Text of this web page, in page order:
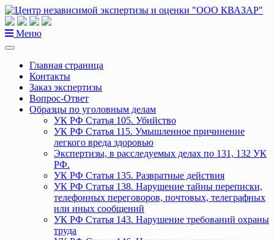
Перейти
к
содержанию
Меню
Главная страница
Контакты
Заказ экспертизы
Вопрос-Ответ
Образцы по уголовным делам
УК РФ Статья 105. Убийство
УК РФ Статья 115. Умышленное причинение
легкого вреда здоровью
Экспертизы, в расследуемых делах по 131, 132 УК
РФ.
УК РФ Статья 135. Развратные действия
УК РФ Статья 138. Нарушение тайны переписки,
телефонных переговоров, почтовых, телеграфных
или иных сообщений
УК РФ Статья 143. Нарушение требований охраны
труда